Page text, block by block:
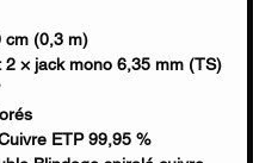
cm (0,3 m)
2 × jack mono 6,35 mm (TS)
ETP 99,95 %